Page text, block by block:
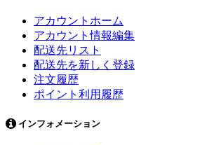
アカウントホーム
アカウント情報編集
配送先リスト
配送先を新しく登録
注文履歴
ポイント利用履歴
インフォメーション